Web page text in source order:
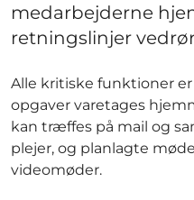
medarbejderne
retningslinjer
Alle kritiske funktioner
opgaver varetages
kan træffes på mail og
plejer, og planlagte
videomøder.